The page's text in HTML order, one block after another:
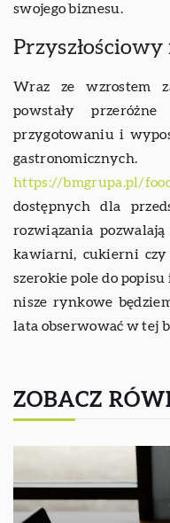
swojego biznesu.
Wraz ze wzrostem
powstały
przygotowaniu i
https://bmgrupa.pl/
dostępnych dla
rozwiązania
kawiarni, cukierni
szerokie pole do
nisze rynkowe
lata obserwować w tej
ZOBACZ